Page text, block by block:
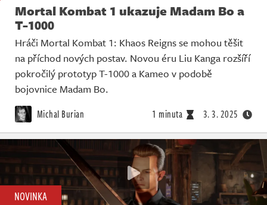
Mortal Kombat 1 ukazuje Madam Bo a
T-1000
Hráči Mortal Kombat 1: Khaos Reigns se mohou těšit
na příchod nových postav. Novou éru Liu Kanga rozšíří
pokročilý prototyp T-1000 a Kameo v podobě
bojovnice Madam Bo.
Michal Burian 1 minuta 3. 3. 2025
NOVINKA